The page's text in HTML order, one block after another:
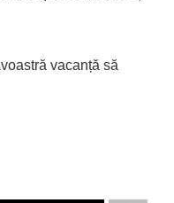
vacanță să